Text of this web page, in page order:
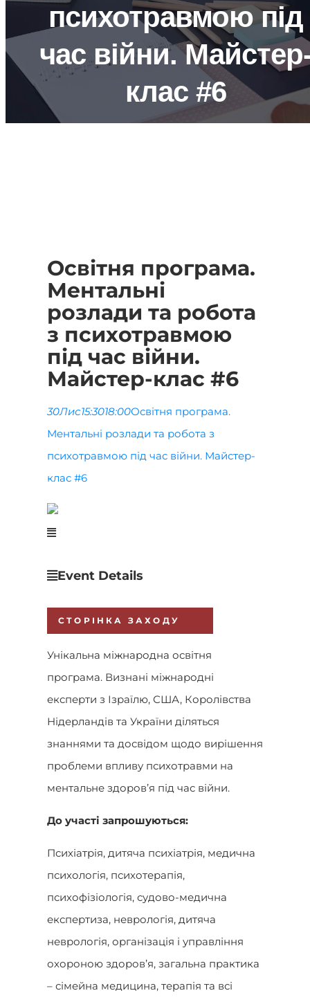
психотравмою під
час війни.
клас #6
Освітня програма.
Ментальні
розлади та робота
з психотравмою
під час війни.
Майстер-клас #6
30Лис15:3018:00Освітня програма.
Ментальні розлади та робота з
психотравмою під час війни. Майстер-
клас #6
Event Details
СТОРІНКА ЗАХОДУ
Унікальна міжнародна освітня
програма. Визнані міжнародні
експерти з Ізраїлю, США, Королівства
Нідерландів та України діляться
знаннями та досвідом щодо вирішення
проблеми впливу психотравми на
ментальне здоров’я під час війни.
До участі запрошуються:
Психіатрія, дитяча психіатрія, медична
психологія, психотерапія,
психофізіологія, судово-медична
експертиза, неврологія, дитяча
неврологія, організація і управління
охороною здоров’я, загальна практика
– сімейна медицина, терапія та всі